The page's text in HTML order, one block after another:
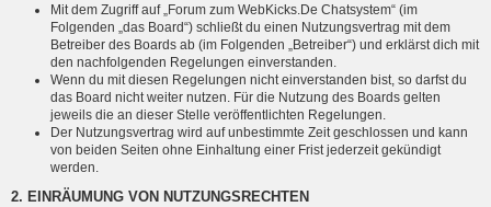
Mit dem Zugriff auf „Forum zum WebKicks.De Chatsystem“ (im
Folgenden „das Board“) schließt du einen Nutzungsvertrag mit dem
Betreiber des Boards ab (im Folgenden „Betreiber“) und erklärst dich mit
den nachfolgenden Regelungen einverstanden.
Wenn du mit diesen Regelungen nicht einverstanden bist, so darfst du
das Board nicht weiter nutzen. Für die Nutzung des Boards gelten
jeweils die an dieser Stelle veröffentlichten Regelungen.
Der Nutzungsvertrag wird auf unbestimmte Zeit geschlossen und kann
von beiden Seiten ohne Einhaltung einer Frist jederzeit gekündigt
werden.
2. EINRÄUMUNG VON NUTZUNGSRECHTEN